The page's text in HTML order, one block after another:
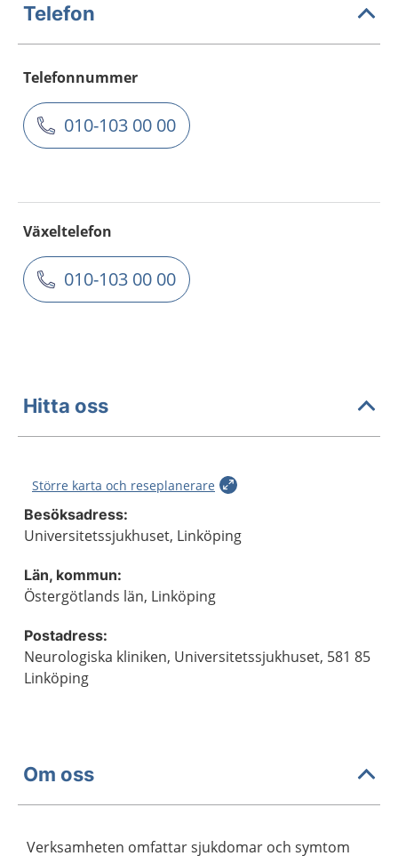
Telefon
Telefonnummer
010-103 00 00
Växeltelefon
010-103 00 00
Hitta oss
Större karta och reseplanerare
Besöksadress:
Universitetssjukhuset, Linköping
Län, kommun:
Östergötlands län, Linköping
Postadress:
Neurologiska kliniken, Universitetssjukhuset, 581 85
Linköping
Om oss
Verksamheten omfattar sjukdomar och symtom